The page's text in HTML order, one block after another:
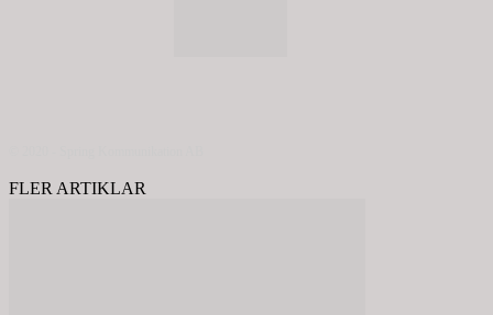
FLER ARTIKLAR